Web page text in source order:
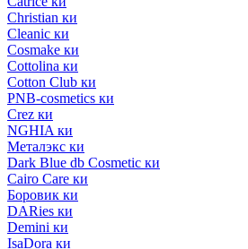
Christian ки
Cleanic ки
Cosmake ки
Cottolina ки
Cotton Club ки
PNB-cosmetics ки
Crez ки
NGHIA ки
Металэкс ки
Dark Blue db Cosmetic ки
Cairo Care ки
Боровик ки
DARies ки
Demini ки
IsaDora ки